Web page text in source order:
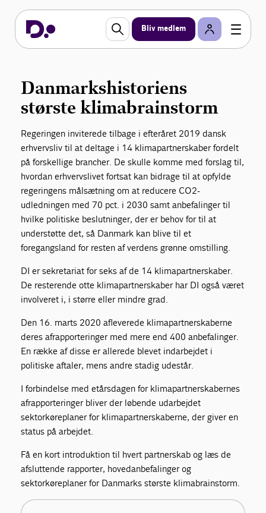
Bliv medlem
klimapartnerskaber
Om ti år skal den danske udledning af CO2 være
reduceret med 70 procent i forhold til 1990. Læs
Danmarkshistoriens
største klimabrainstorm
Regeringen inviterede tilbage i efteråret 2019 dansk
erhvervsliv til at deltage i 14 klimapartnerskaber fordelt
på forskellige brancher. De skulle komme med forslag til,
hvordan erhvervslivet fortsat kan bidrage til at opfylde
regeringens målsætning om at reducere CO2-
udledningen med 70 pct. i 2030 samt anbefalinger til
hvilke politiske beslutninger, der er behov for til at
understøtte det, så Danmark kan blive til et
foregangsland for resten af verdens grønne omstilling.
DI er sekretariat for seks af de 14 klimapartnerskaber.
De resterende otte klimapartnerskaber har DI også været
involveret i, i større eller mindre grad.
Den 16. marts 2020 afleverede klimapartnerskaberne
deres afrapporteringer med mere end 400 anbefalinger.
En række af disse er allerede blevet indarbejdet i
politiske aftaler, mens andre stadig udestår.
I forbindelse med etårsdagen for klimapartnerskabernes
afrapporteringer bliver der løbende udarbejdet
sektorkøreplaner for klimapartnerskaberne, der giver en
status på arbejdet.
Få en kort introduktion til hvert partnerskab og læs de
afsluttende rapporter, hovedanbefalinger og
sektorkøreplaner for Danmarks største klimabrainstorm.